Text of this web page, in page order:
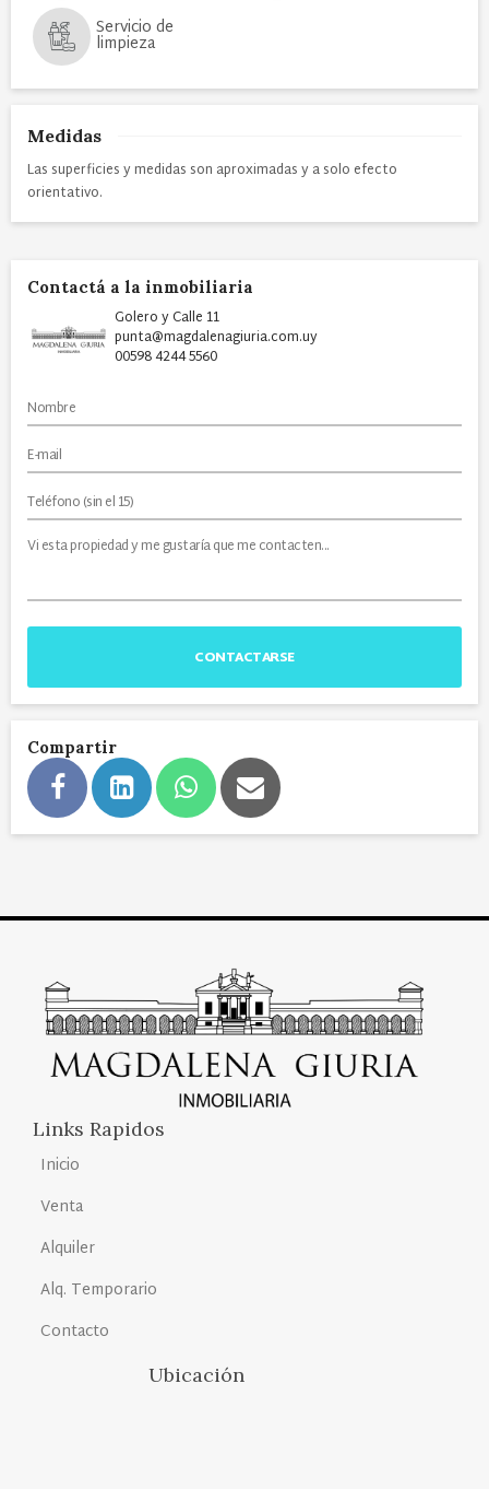
Servicio de
limpieza
Medidas
Las superficies y medidas son aproximadas y a solo efecto
orientativo.
Contactá a la inmobiliaria
Golero y Calle 11
punta@magdalenagiuria.com.uy
00598 4244 5560
CONTACTARSE
Compartir
Links Rapidos
Inicio
Venta
Alquiler
Alq. Temporario
Contacto
Ubicación